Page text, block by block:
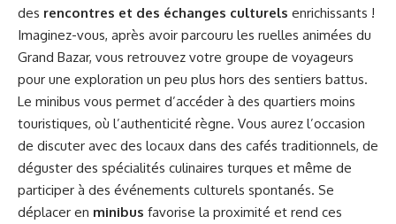
des rencontres et des échanges culturels enrichissants !
Imaginez-vous, après avoir parcouru les ruelles animées du
Grand Bazar, vous retrouvez votre groupe de voyageurs
pour une exploration un peu plus hors des sentiers battus.
Le minibus vous permet d’accéder à des quartiers moins
touristiques, où l’authenticité règne. Vous aurez l’occasion
de discuter avec des locaux dans des cafés traditionnels, de
déguster des spécialités culinaires turques et même de
participer à des événements culturels spontanés. Se
déplacer en minibus favorise la proximité et rend ces